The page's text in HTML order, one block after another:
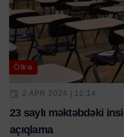
Ölkə
2 APR 2024 | 12:14
23 saylı məktəbdəki
açıqlama